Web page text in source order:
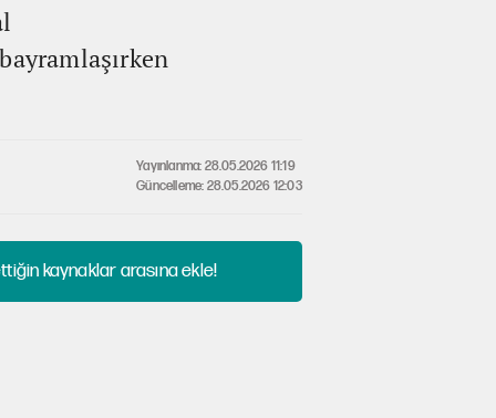
Yayınlanma: 28.05.2026 11:19
Güncelleme: 28.05.2026 12:03
kaynaklar arasına ekle!